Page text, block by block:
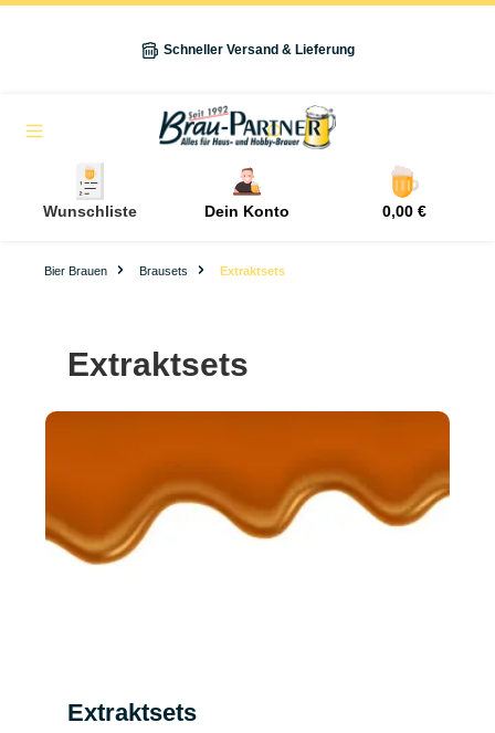
Schneller Versand & Lieferung
Wunschliste Dein Konto 0,00 €
Bier Brauen Brausets Extraktsets
Extraktsets
Extraktsets